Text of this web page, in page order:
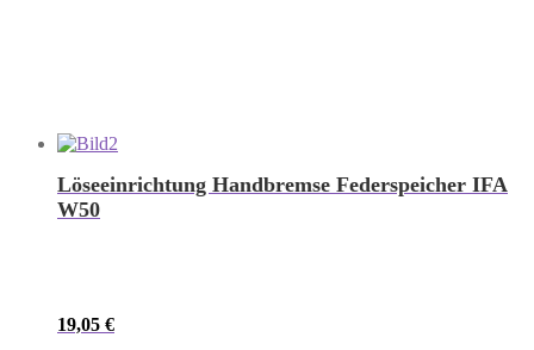
Löseeinrichtung Handbremse Federspeicher IFA
W50
19,05 €